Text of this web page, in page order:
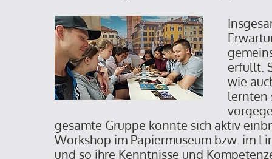
erfüllt.
wie
lernten
gesamte Gruppe konnte sich aktiv
Workshop im Papiermuseum bzw. im
und so ihre Kenntnisse und